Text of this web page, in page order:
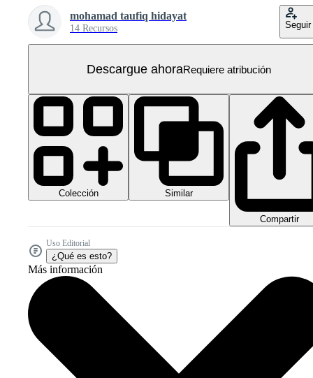
mohamad taufiq hidayat
14 Recursos Seguir
Descargue ahoraRequiere atribución
Colección Similar
Compartir
Uso Editorial
¿Qué es esto?
Más información